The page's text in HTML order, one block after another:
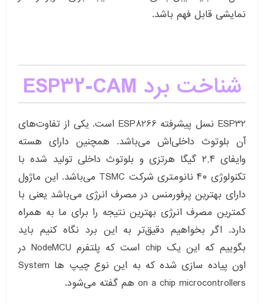
نمایشی قابل فهم باشد.
شناخت برد ESP32-CAM
ESP32 نسل پیشرفته ESP8266 است. یکی از تفاوت‌های
آن بلوتوث داخلی‌اش می‌باشد. همچنین دارای هسته
وایفای ۲,۴ گیگا هرتزی و بلوتوث داخلی تولید شده با
تکنولوژی ۴۰ نانومتری شرکت TSMC می‌باشد. این ماژول
دارای بهترین پرفورمنس در مصرف انرژی می‌باشد یعنی با
کمترین مصرف انرژی بهترین نتیجه را برای ما به همراه
دارد. اگر بخواهیم دقیق‌تر به این برد نگاه کنیم باید
بگوییم که این یک chip است که پلتفرم NodeMCU در
اون پیاده سازی شده که به این نوع چیپ ها System
on a chip microcontrollers هم گفته می‌شود.